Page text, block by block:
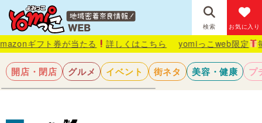
検索 お気に入り
券が当たる 詳しくはこちら yomiっこweb限定 毎月抽選
開店・閉店 グルメ イベント 街ネタ 美容・健康 プ